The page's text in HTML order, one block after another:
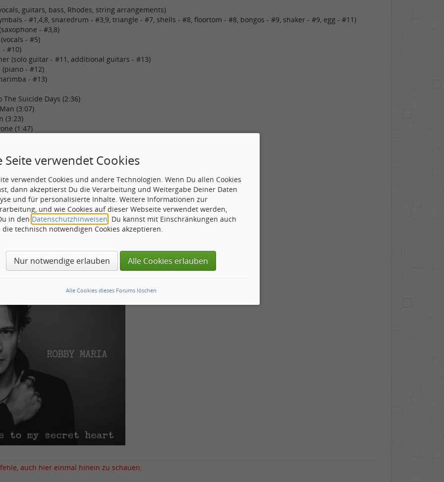
guitars, bass, Rhodes, string arrangements)
- #1,4,8, snaredrum - #3,9, triangle - #7, shells - #8, floortom - #8, bongos - #9, shaker - #9, egg - #11)
- #3,8)
- #5)
- #10)
(solo guitar - #11, additional guitars - #13)
- #12)
- #13)
The Suicide Days (2:36)
(3:07)
(3:23)
(1:47)
[Anni's Song] (2:22)
Song (2:57)
(3:26)
To Live (2:54)
Day (2:02)
The Silent Sun (2:25)
auch hier einmal hinein zu schauen:
Seite verwendet Cookies
verwendet Cookies und andere Technologien. Wenn Du allen Cookies
dann akzeptierst Du die Verarbeitung und Weitergabe Deiner Daten
und für personalisierte Inhalte. Weitere Informationen zur
und wie Cookies auf dieser Webseite verwendet werden,
in den Datenschutzhinweisen . Du kannst mit Einschränkungen auch
technisch notwendigen Cookies akzeptieren.
Nur notwendige erlauben Alle Cookies erlauben
Alle Cookies dieses Forums löschen